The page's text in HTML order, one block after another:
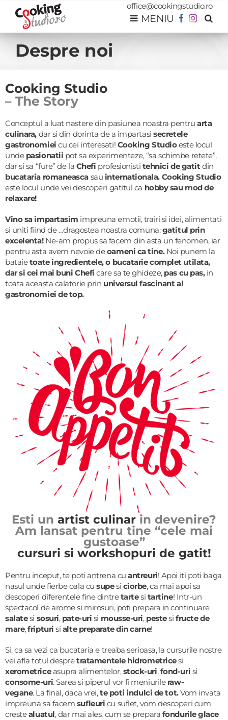
content
+40 729 397 806 office@cookingstudio.ro
office@cookingstudio.ro
MENIU
Despre noi
Cooking Studio
– The Story
Conceptul a luat nastere din pasiunea noastra pentruarta
culinara,dar si din dorinta de a impartasisecretele
gastronomiei cu cei interesati! Cooking Studioeste locul
unde pasionatii pot sa experimenteze, “sa schimbe retete”,
dar si sa “fure” de la Chefi profesionisti tehnici de gatit din
bucataria romaneasca sau internationala. Cooking Studio
este locul unde vei descoperi gatitul ca hobby sau mod de
relaxare!
Vino sa impartasim impreuna emotii, trairi si idei, alimentati
si uniti fiind de …dragostea noastra comuna:gatitul prin
excelenta!Ne-am propus sa facem din asta un fenomen, iar
pentru asta avem nevoie deoameni ca tine.Noi punem la
bataietoate ingredientele, o bucatarie complet utilata,
dar si cei mai buni Chefi care sa te ghideze, pas cu pas,in
toata aceasta calatorie prin universul fascinant al
gastronomiei de top.
Esti un artist culinar in devenire?
Am lansat pentru tine “cele mai
gustoase”
cursuri si workshopuri de gatit!
Pentru inceput, te poti antrena cuantreuri! Apoi iti poti baga
nasul unde fierbe oala cusupesi ciorbe, ca mai apoi sa
descoperi diferentele fine dintretartesi tartine! Intr-un
spectacol de arome si mirosuri, poti prepara in continuare
salatesi sosuri, pate-uri si mousse-uri, pestesifructe de
mare,fripturi si alte preparate din carne!
Si, ca sa vezi ca bucataria e treaba serioasa, la cursurile nostre
vei afla totul despretratamentele hidrometricesi
xerometriceasupra alimentelor,stock-uri,fond-uri si
consome-uri. Sarea si piperul vor fi meniurile raw-
vegane. La final, daca vrei,te poti indulci de tot.Vom invata
impreuna sa facem sufleuri cu suflet, vom descoperi cum
crestealuatul, dar mai ales, cum se prepara fondurile glace